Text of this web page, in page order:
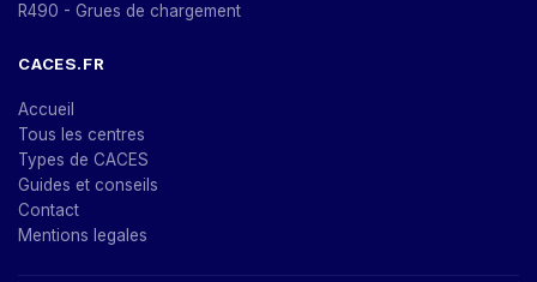
R490 - Grues de chargement
CACES.FR
Accueil
Tous les centres
Types de CACES
Guides et conseils
Contact
Mentions legales